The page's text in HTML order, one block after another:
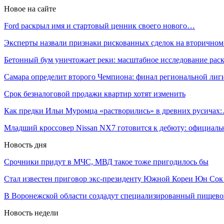
Новое на сайте
Ford раскрыл имя и стартовый ценник своего нового…
Эксперты назвали признаки рискованных сделок на
Бетонный бум уничтожает реки: масштабное исследование
Самара определит второго Чемпиона: финал региональной
Срок безналоговой продажи квартир хотят изменить
Как предки Ильи Муромца «растворились» в древних
Младший кроссовер Nissan NX7 готовится к дебюту:
Новость дня
Срочники придут в МЧС, МВД такое тоже пригодилось бы
Стал известен приговор экс-президенту Южной Кореи Юн
В Воронежской области создадут специализированный
Новость недели